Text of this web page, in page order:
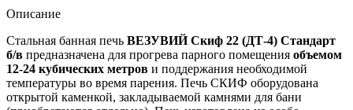
Описание
Стальная банная печь ВЕЗУВИЙ Скиф 22 (ДТ-4) Стандарт
б/в предназначена для прогрева парного помещения объемом
12-24 кубических метров и поддержания необходимой
температуры во время парения. Печь СКИФ оборудована
открытой каменкой, закладываемой камнями для бани